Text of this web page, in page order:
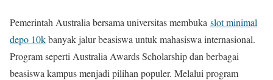
Pemerintah Australia bersama universitas membuka slot minimal
depo 10kbanyak jalur beasiswa untuk mahasiswa internasional.
Program seperti Australia Awards Scholarship dan berbagai
beasiswa kampus menjadi pilihan populer. Melalui program